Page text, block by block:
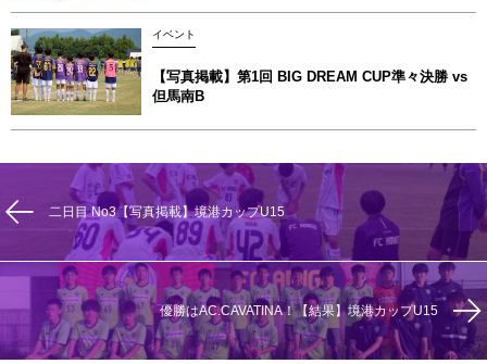
イベント
【写真掲載】第1回 BIG DREAM CUP準々決勝 vs
但馬南B
二日目 No3【写真掲載】境港カップU15
優勝はAC.CAVATINA！【結果】境港カップU15